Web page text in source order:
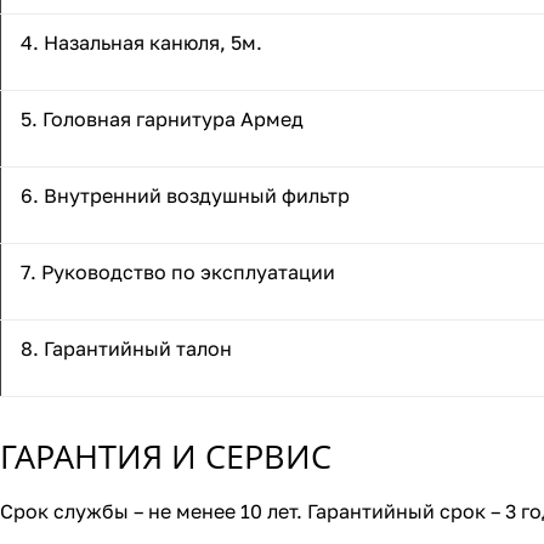
4. Назальная канюля, 5м.
5. Головная гарнитура Армед
6. Внутренний воздушный фильтр
7. Руководство по эксплуатации
8. Гарантийный талон
ГАРАНТИЯ И СЕРВИС
Срок службы – не менее 10 лет. Гарантийный срок – 3